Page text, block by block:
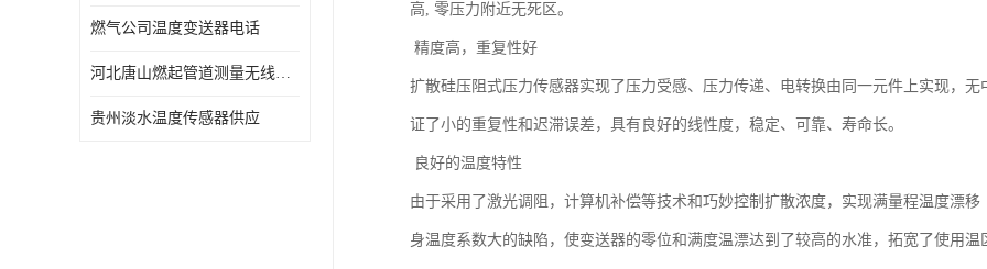
燃气公司温度变送器电话
河北唐山燃起管道测量无线压力变送器型号 性能稳定
贵州淡水温度传感器供应
高, 零压力附近无死区。
精度高，重复性好
扩散硅压阻式压力传感器实现了压力受感、压力传递、电转换由同一元件上实现，
证了小的重复性和迟滞误差，具有良好的线性度，稳定、可靠、寿命长。
良好的温度特性
由于采用了激光调阻，计算机补偿等技术和巧妙控制扩散浓度，实现满量程温度漂
身温度系数大的缺陷，使变送器的零位和满度温漂达到了较高的水准，拓宽了使用温